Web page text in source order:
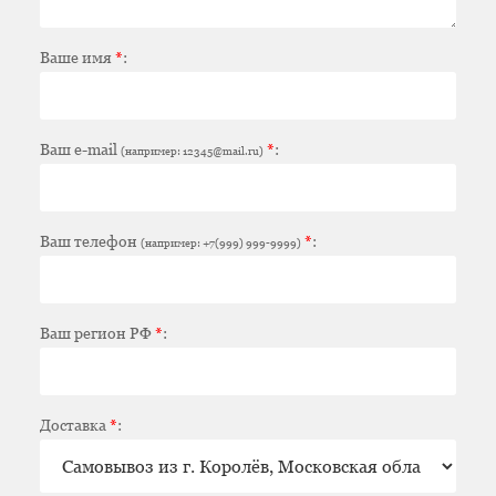
Ваше имя*:
Ваш e-mail (например: 12345@mail.ru) *:
Ваш телефон (например: +7(999) 999-9999) *:
Ваш регион РФ*:
Доставка *: